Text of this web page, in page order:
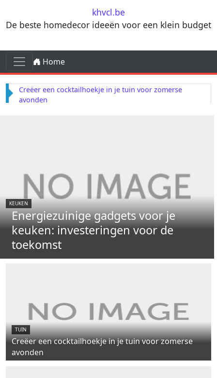
khvcl.be
De beste homedecor ideeën voor een klein budget
Skip to content
Main Navigation
Home
Creëer een cocktailhoekje in je tuin voor zomerse
avonden
KEUKEN
Energiezuinige gadgets voor je
keuken: investeringen voor de
toekomst
TUIN
Creëer een cocktailhoekje in je tuin voor zomerse
avonden